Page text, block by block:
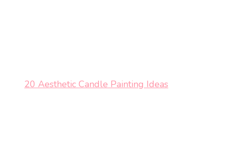
20 Aesthetic Candle Painting Ideas